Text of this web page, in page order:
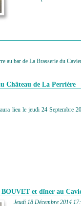
au bar de La Brasserie du
Château de La Perrière
lieu le jeudi 24 Septembre
BOUVET et dîner au
Jeudi 18 Décembre 2014